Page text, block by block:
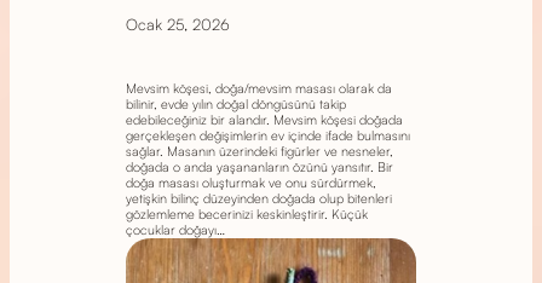
Ocak 25, 2026
Mevsim köşesi, doğa/mevsim masası olarak da
bilinir, evde yılın doğal döngüsünü takip
edebileceğiniz bir alandır. Mevsim köşesi doğada
gerçekleşen değişimlerin ev içinde ifade bulmasını
sağlar. Masanın üzerindeki figürler ve nesneler,
doğada o anda yaşananların özünü yansıtır. Bir
doğa masası oluşturmak ve onu sürdürmek,
yetişkin bilinç düzeyinden doğada olup bitenleri
gözlemleme becerinizi keskinleştirir. Küçük
çocuklar doğayı…